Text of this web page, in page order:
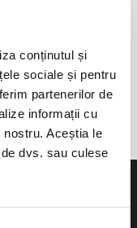
conținutul și
sociale și pentru
partenerilor de
informații cu
Aceștia le
dvs. sau culese